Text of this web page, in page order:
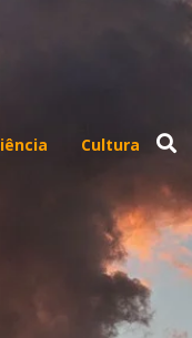
Cultura